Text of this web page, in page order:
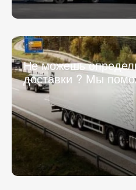
Не можешь
доставки ? Мы